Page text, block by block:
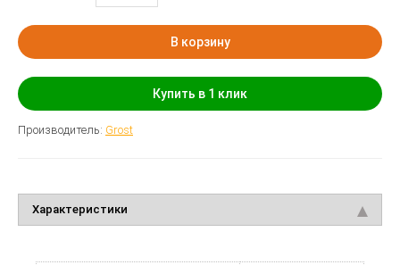
В корзину
Купить в 1 клик
Производитель: Grost
Характеристики